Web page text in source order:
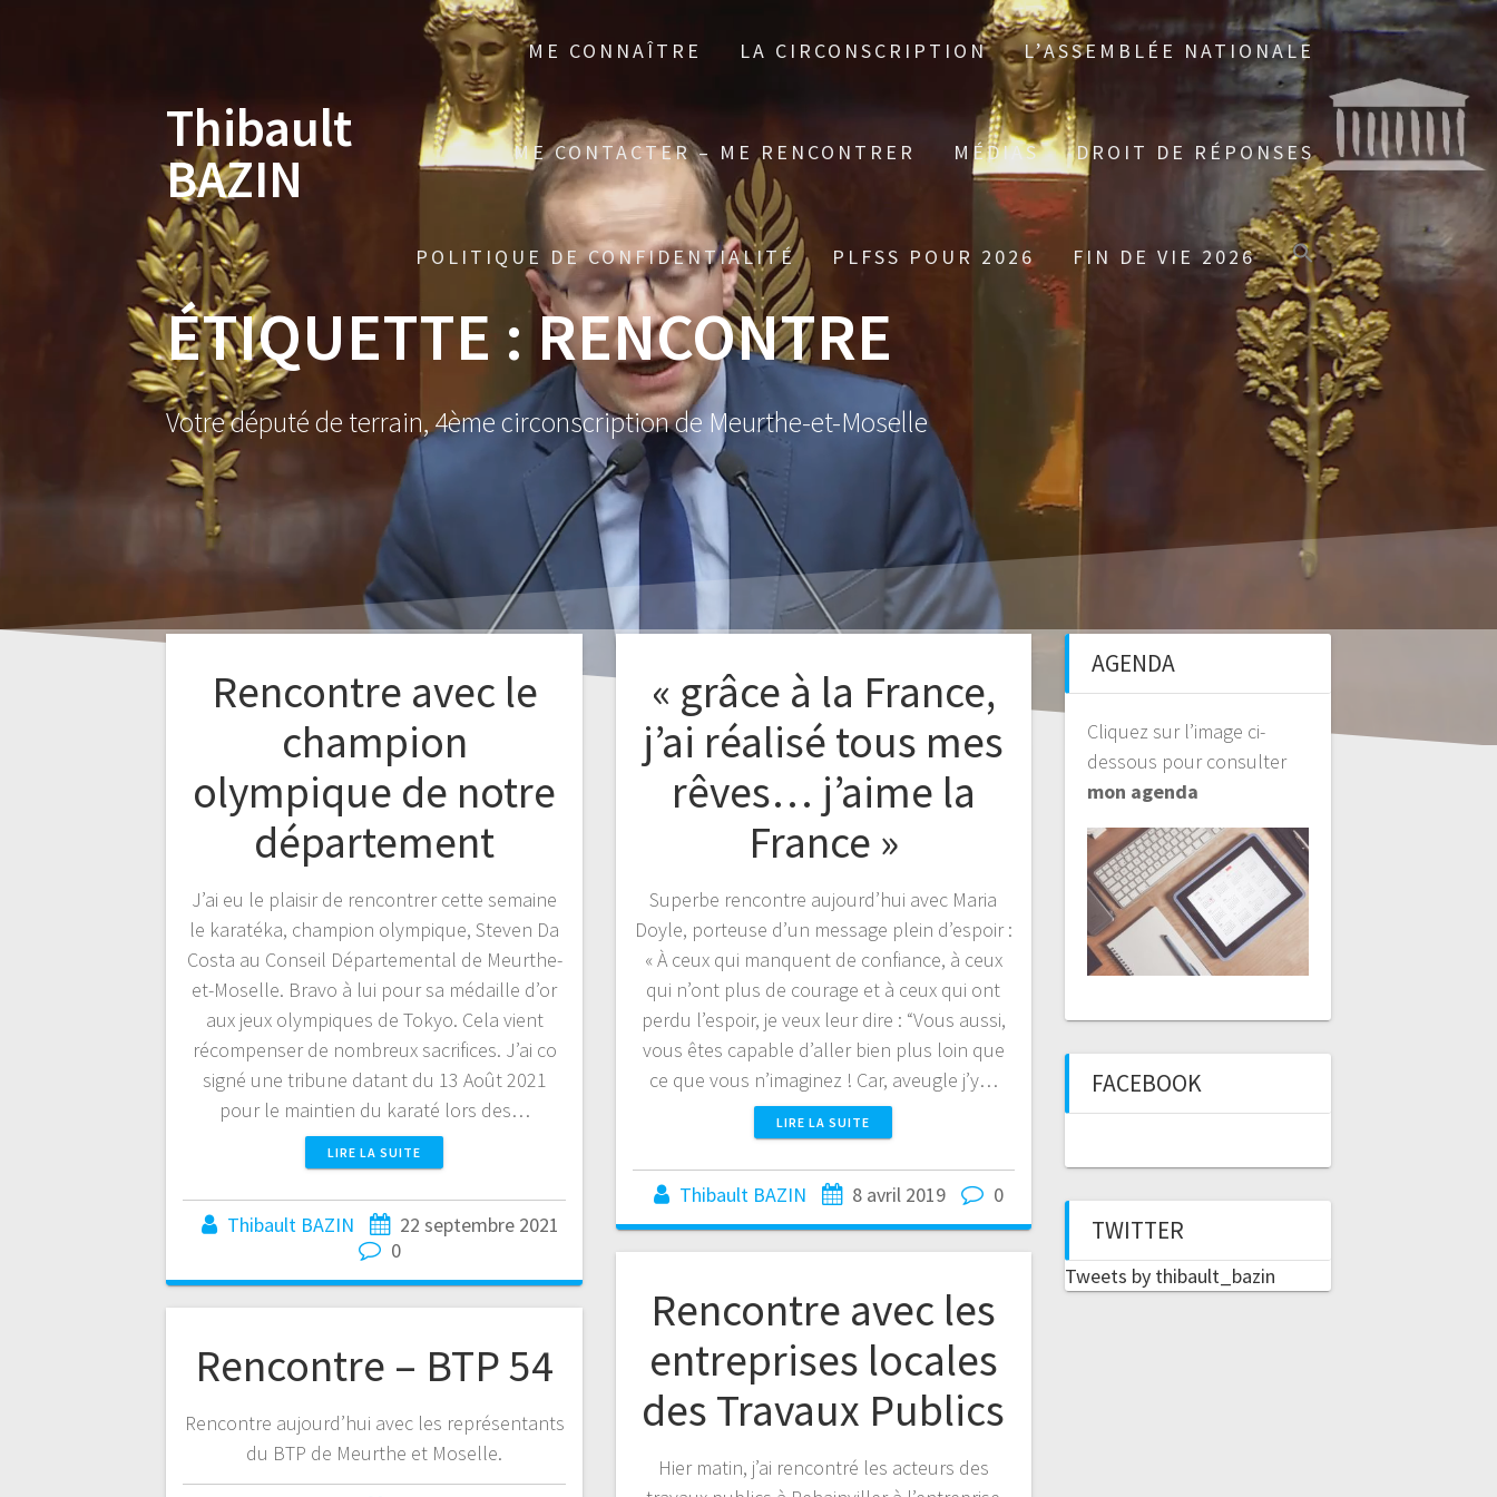
Thibault
BAZIN
ME CONNAÎTRE LA CIRCONSCRIPTION L’ASSEMBLÉE NATIONALE
ME CONTACTER – ME RENCONTRER MÉDIAS DROIT DE RÉPONSES
POLITIQUE DE CONFIDENTIALITÉ PLFSS POUR 2026 FIN DE VIE 2026
ÉTIQUETTE :RENCONTRE
Votre député de terrain, 4ème circonscription de Meurthe-et-Moselle
Rencontre avec le
champion
olympique de notre
département
J’ai eu le plaisir de rencontrer cette semaine
le karatéka, champion olympique, Steven Da
Costa au Conseil Départemental de Meurthe-
et-Moselle. Bravo à lui pour sa médaille d’or
aux jeux olympiques de Tokyo. Cela vient
récompenser de nombreux sacrifices. J’ai co
signé une tribune datant du 13 Août 2021
pour le maintien du karaté lors des…
LIRE LA SUITE
Thibault BAZIN
22 septembre 2021
0
« grâce à la France,
j’ai réalisé tous mes
rêves… j’aime la
France »
Superbe rencontre aujourd’hui avec Maria
Doyle, porteuse d’un message plein d’espoir :
« À ceux qui manquent de confiance, à ceux
qui n’ont plus de courage et à ceux qui ont
perdu l’espoir, je veux leur dire : “Vous aussi,
vous êtes capable d’aller bien plus loin que
ce que vous n’imaginez ! Car, aveugle j’y…
LIRE LA SUITE
Thibault BAZIN 8 avril 2019 0
Rencontre avec les
entreprises locales
des Travaux Publics
Hier matin, j’ai rencontré les acteurs des
Rencontre – BTP 54
Rencontre aujourd’hui avec les représentants
du BTP de Meurthe et Moselle.
AGENDA
Cliquez sur l’image ci-
dessous pour consulter
mon agenda
FACEBOOK
TWITTER
Tweets by thibault_bazin